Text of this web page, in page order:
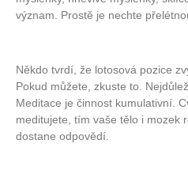
význam. Prostě je nechte
Někdo tvrdí, že lotosová pozice
Pokud můžete, zkuste to.
Meditace je činnost kumulativní.
meditujete, tím vaše tělo i mozek
dostane odpovědí.